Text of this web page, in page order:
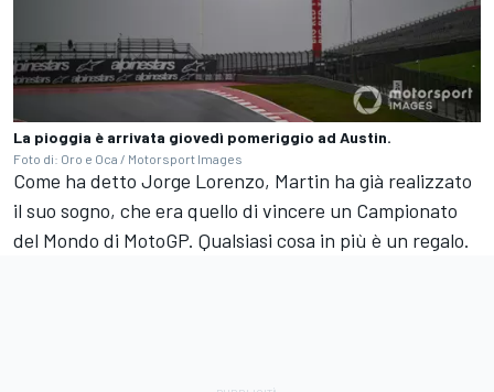
La pioggia è arrivata giovedì pomeriggio ad Austin.
Foto di: Oro e Oca / Motorsport Images
Come ha detto Jorge Lorenzo, Martin ha già realizzato
il suo sogno, che era quello di vincere un Campionato
del Mondo di MotoGP. Qualsiasi cosa in più è un regalo.